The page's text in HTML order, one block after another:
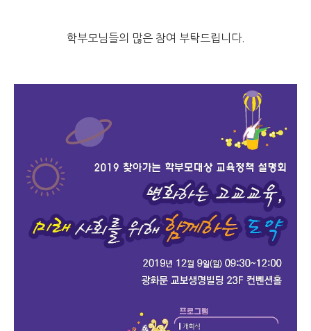
학부모님들의 많은 참여 부탁드립니다.